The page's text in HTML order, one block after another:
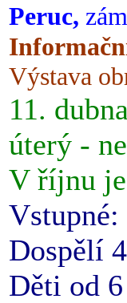
Peruc,
Výstava
11.
úterý -
V říjnu
Vstupné:
Dospělí
Děti od